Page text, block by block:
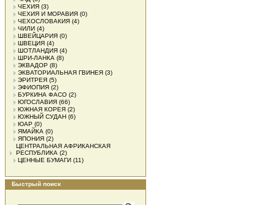
ЧЕХИЯ (3)
ЧЕХИЯ И МОРАВИЯ (0)
ЧЕХОСЛОВАКИЯ (4)
ЧИЛИ (4)
ШВЕЙЦАРИЯ (0)
ШВЕЦИЯ (4)
ШОТЛАНДИЯ (4)
ШРИ-ЛАНКА (8)
ЭКВАДОР (8)
ЭКВАТОРИАЛЬНАЯ ГВИНЕЯ (3)
ЭРИТРЕЯ (5)
ЭФИОПИЯ (2)
БУРКИНА ФАСО (2)
ЮГОСЛАВИЯ (66)
ЮЖНАЯ КОРЕЯ (2)
ЮЖНЫЙ СУДАН (6)
ЮАР (0)
ЯМАЙКА (0)
ЯПОНИЯ (2)
ЦЕНТРАЛЬНАЯ АФРИКАНСКАЯ
РЕСПУБЛИКА (2)
ЦЕННЫЕ БУМАГИ (11)
Быстрый поиск